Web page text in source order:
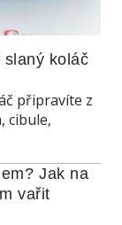
slaný koláč
připravíte z
cibule,
Jak na
vařit